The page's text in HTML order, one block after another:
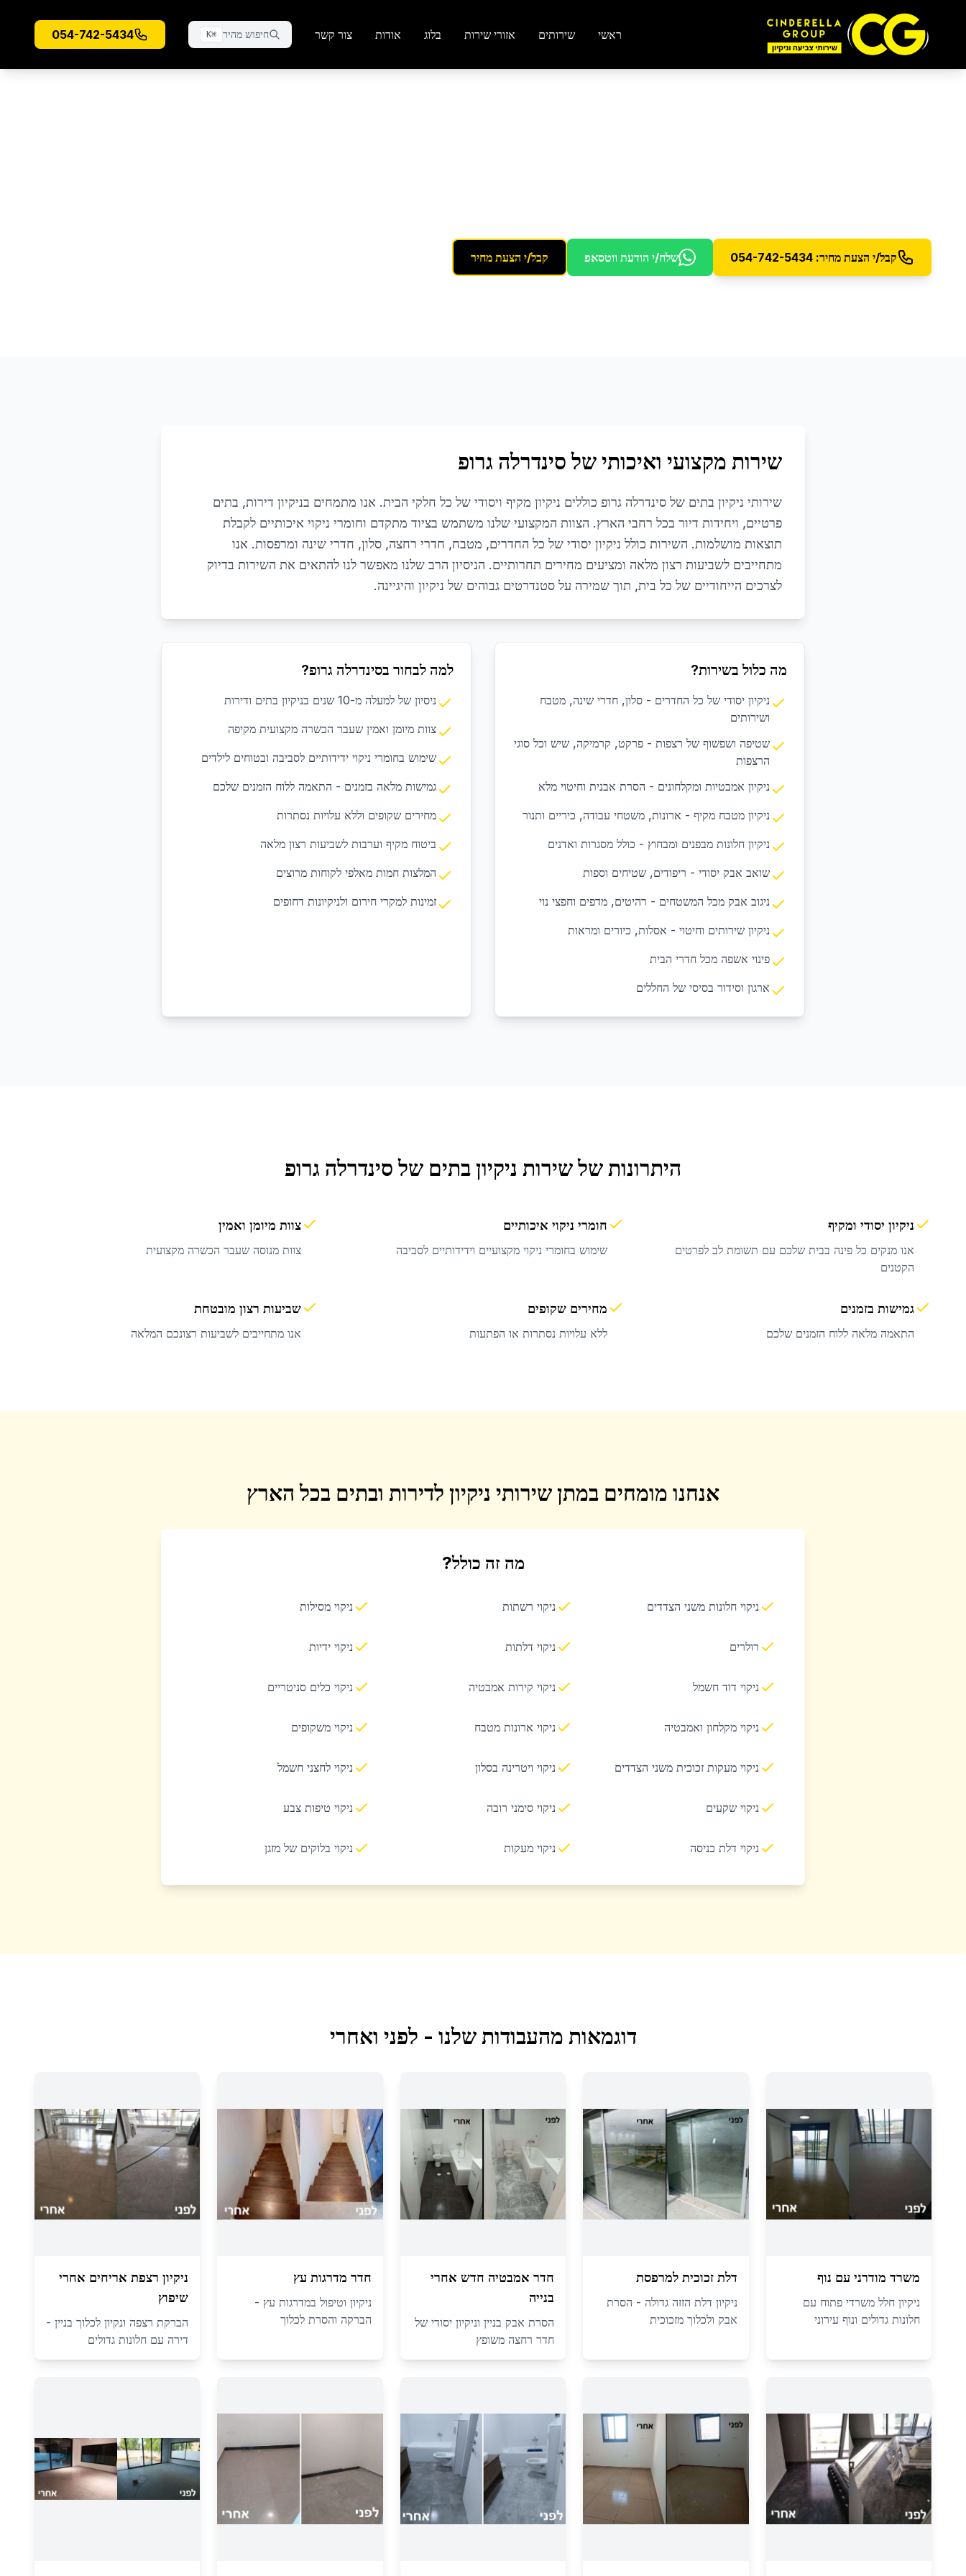
ראשי שירותים אזורי שירות בלוג אודות צור קשר חיפוש מהיר ⌘
K
054-742-5434
קבל/י הצעת מחיר: 054-742-5434 שלח/י הודעת ווטסאפ קבל/י הצעת מחיר
שירות מקצועי ואיכותי של סינדרלה גרופ
שירותי ניקיון בתים של סינדרלה גרופ כוללים ניקיון מקיף ויסודי של כל חלקי הבית. אנו מתמחים בניקיון דירות, בתים
פרטיים, ויחידות דיור בכל רחבי הארץ. הצוות המקצועי שלנו משתמש בציוד מתקדם וחומרי ניקוי איכותיים לקבלת
תוצאות מושלמות. השירות כולל ניקיון יסודי של כל החדרים, מטבח, חדרי רחצה, סלון, חדרי שינה ומרפסות. אנו
מתחייבים לשביעות רצון מלאה ומציעים מחירים תחרותיים. הניסיון הרב שלנו מאפשר לנו להתאים את השירות בדיוק
לצרכים הייחודיים של כל בית, תוך שמירה על סטנדרטים גבוהים של ניקיון והיגיינה.
מה כלול בשירות?
ניקיון יסודי של כל החדרים - סלון, חדרי שינה, מטבח
ושירותים
שטיפה ושפשוף של רצפות - פרקט, קרמיקה, שיש וכל סוגי
הרצפות
ניקיון אמבטיות ומקלחונים - הסרת אבנית וחיטוי מלא
ניקיון מטבח מקיף - ארונות, משטחי עבודה, כיריים ותנור
ניקיון חלונות מבפנים ומבחוץ - כולל מסגרות ואדנים
שואב אבק יסודי - ריפודים, שטיחים וספות
ניגוב אבק מכל המשטחים - רהיטים, מדפים וחפצי נוי
ניקיון שירותים וחיטוי - אסלות, כיורים ומראות
פינוי אשפה מכל חדרי הבית
ארגון וסידור בסיסי של החללים
למה לבחור בסינדרלה גרופ?
ניסיון של למעלה מ-10 שנים בניקיון בתים ודירות
צוות מיומן ואמין שעבר הכשרה מקצועית מקיפה
שימוש בחומרי ניקוי ידידותיים לסביבה ובטוחים לילדים
גמישות מלאה בזמנים - התאמה ללוח הזמנים שלכם
מחירים שקופים וללא עלויות נסתרות
ביטוח מקיף וערבות לשביעות רצון מלאה
המלצות חמות מאלפי לקוחות מרוצים
זמינות למקרי חירום ולניקיונות דחופים
היתרונות של שירות ניקיון בתים של סינדרלה גרופ
ניקיון יסודי ומקיף
אנו מנקים כל פינה בבית שלכם עם תשומת לב לפרטים
הקטנים
חומרי ניקוי איכותיים
שימוש בחומרי ניקוי מקצועיים וידידותיים לסביבה
צוות מיומן ואמין
צוות מנוסה שעבר הכשרה מקצועית
גמישות בזמנים
התאמה מלאה ללוח הזמנים שלכם
מחירים שקופים
ללא עלויות נסתרות או הפתעות
שביעות רצון מובטחת
אנו מתחייבים לשביעות רצונכם המלאה
אנחנו מומחים במתן שירותי ניקיון לדירות ובתים בכל הארץ
מה זה כולל?
ניקוי חלונות משני הצדדים ניקוי רשתות ניקוי מסילות
רולרים ניקוי דלתות ניקוי ידיות
ניקוי דוד חשמל ניקוי קירות אמבטיה ניקוי כלים סניטריים
ניקוי מקלחון ואמבטיה ניקוי ארונות מטבח ניקוי משקופים
ניקוי מעקות זכוכית משני הצדדים ניקוי ויטרינה בסלון ניקוי לחצני חשמל
ניקוי שקעים ניקוי סימני רובה ניקוי טיפות צבע
ניקוי דלת כניסה ניקוי מעקות ניקוי בלוקים של מזגן
דוגמאות מהעבודות שלנו - לפני ואחרי
משרד מודרני עם נוף
ניקיון חלל משרדי פתוח עם
חלונות גדולים ונוף עירוני
דלת זכוכית למרפסת
ניקיון דלת הזזה גדולה - הסרת
אבק ולכלוך מזכוכית
חדר אמבטיה חדש אחרי
בנייה
הסרת אבק בניין וניקיון יסודי של
חדר רחצה משופץ
חדר מדרגות עץ
ניקיון וטיפול במדרגות עץ -
הברקה והסרת לכלוך
ניקיון רצפת אריחים אחרי
שיפוץ
הברקת רצפה ונקיון לכלוך בניין -
דירה עם חלונות גדולים